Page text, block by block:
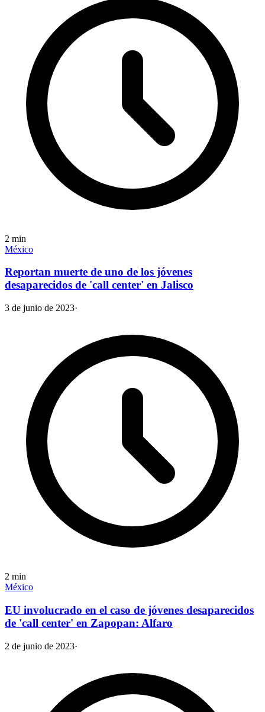
2 min
México
Reportan muerte de uno de los jóvenes
desaparecidos de 'call center' en Jalisco
3 de junio de 2023·
2 min
México
EU involucrado en el caso de jóvenes desaparecidos
de 'call center' en Zapopan: Alfaro
2 de junio de 2023·